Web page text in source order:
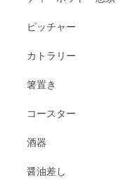
ピッチャー
カトラリー
箸置き
コースター
酒器
醤油差し